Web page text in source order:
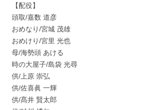
【配役】
頭取/嘉数 道彦
おめなり/宮城 茂雄
おめけり/宮里 光也
母/海勢頭 あける
時の大屋子/島袋 光尋
供/上原 崇弘
供/佐喜眞 一輝
供/髙井 賢太郎